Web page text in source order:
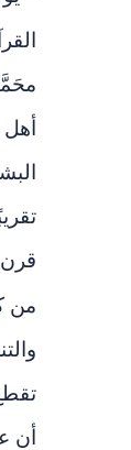
أهل
تقريبًا”(9).
من
أن